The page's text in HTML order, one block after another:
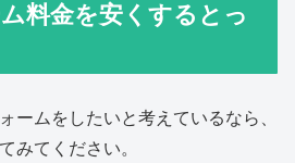
料金を安くするとっ
ームをしたいと考えているなら、
みてください。